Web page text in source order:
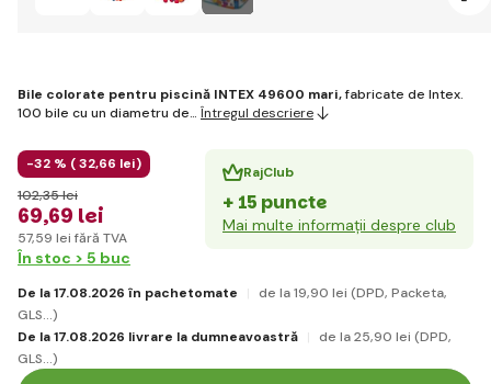
Bile colorate pentru piscină INTEX 49600 mari,fabricate de Intex.
100 bile cu un diametru de… Întregul descriere
-32 % (32,66 lei)
69,69 lei
102,35 lei
57,59 lei fără TVA
RajClub
+ 15 puncte
Mai multe informații despre club
În stoc > 5 buc
De la 17.08.2026 în pachetomate de la 19,90 lei (DPD, Packeta,
GLS...)
De la 17.08.2026 livrare la dumneavoastră
de la 25,90 lei (DPD,
GLS...)